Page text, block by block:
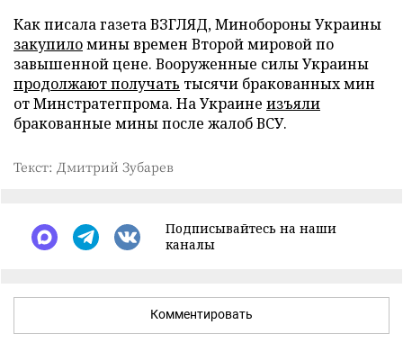
Как писала газета ВЗГЛЯД, Минобороны Украины
закупиломины времен Второй мировой по
завышенной цене. Вооруженные силы Украины
продолжают получать тысячи бракованных мин
от Минстратегпрома. На Украине изъяли
бракованные мины после жалоб ВСУ.
Текст: Дмитрий Зубарев
Подписывайтесь на наши
каналы
Комментировать